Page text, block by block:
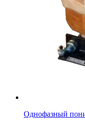
Однофазный